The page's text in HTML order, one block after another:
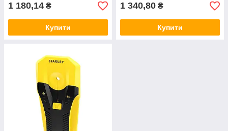
1 180,14 ₴
Купити
1 340,80 ₴
Купити